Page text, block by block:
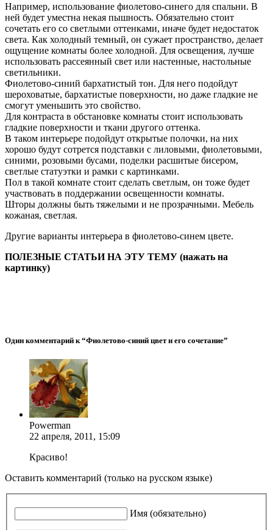
Например, использование фиолетово-синего для спальни. В
ней будет уместна некая пышность. Обязательно стоит
сочетать его со светлыми оттенками, иначе будет недостаток
света. Как холодный темный, он сужает пространство, делает
ощущение комнаты более холодной. Для освещения, лучше
использовать рассеянный свет или настенные, настольные
светильники.
Фиолетово-синий бархатистый тон. Для него подойдут
шероховатые, бархатистые поверхности, но даже гладкие не
смогут уменьшить это свойство.
Для контраста в обстановке комнаты стоит использовать
гладкие поверхности и ткани другого оттенка.
В таком интерьере подойдут открытые полочки, на них
хорошо будут сотрется подставки с лиловыми, фиолетовыми,
синими, розовыми бусами, поделки расшитые бисером,
светлые статуэтки и рамки с картинками.
Пол в такой комнате стоит сделать светлым, он тоже будет
участвовать в поддержании освещенности комнаты.
Шторы должны быть тяжелыми и не прозрачными. Мебель
кожаная, светлая.
Другие варианты интерьера в фиолетово-синем цвете.
ПОЛЕЗНЫЕ СТАТЬИ НА ЭТУ ТЕМУ (нажать на
картинку)
Один комментарий к “Фиолетово-синий цвет и его сочетание”
Powerman
22 апреля, 2011, 15:09
Красиво!
Оставить комментарий (только на русском языке)
Имя (обязательно)